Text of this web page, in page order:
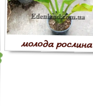
молода рослина